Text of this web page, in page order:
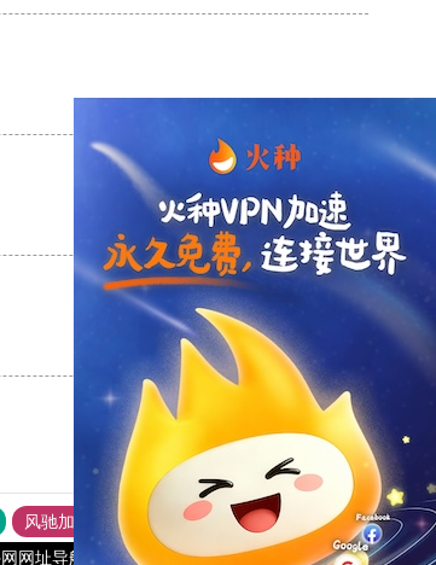
支持 [0] 反对 [0]
支持
风驰加速器
旋风加速器
网址导航 软件中心 雷霆加速 狂飙加速器